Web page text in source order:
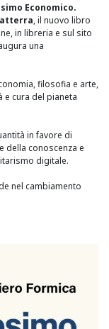
Economico.
atterra, il nuovo libro
in libreria e sul sito
una
filosofia e arte,
cura del pianeta
in favore di
della conoscenza e
digitale.
nel cambiamento